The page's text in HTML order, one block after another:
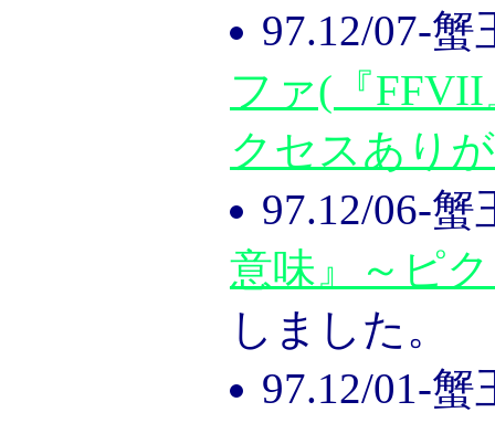
97.12/07-
ファ(『
クセスあり
97.12/06-
意味』～ピ
しました。
97.12/01-